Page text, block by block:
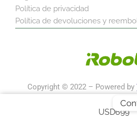
Política de privacidad
Política de devoluciones y
Copyright © 2022 – Powered by
USD699